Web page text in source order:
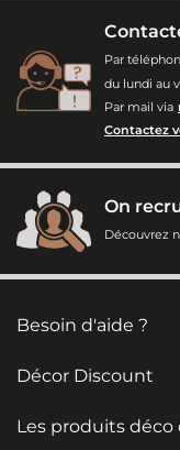
Par
du lundi au
Par mail via
Contactez
On
Découvrez
Besoin d'aide ?
Décor Discount
Les produits déco